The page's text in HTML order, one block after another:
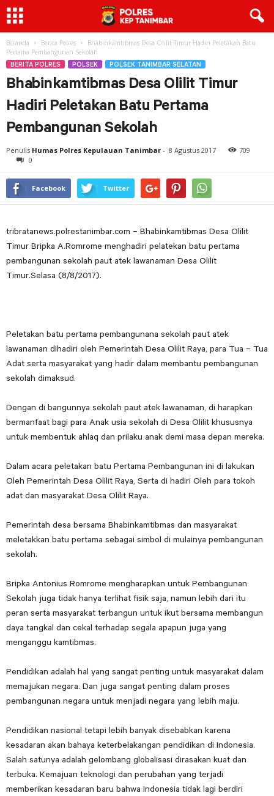
Beranda Berita Polres
Bhabinkamtibmas Desa Olilit Timur Hadiri Peletakan Batu
Pertama Pembangunan Sekolah
BERITA POLRES POLSEK POLSEK TANIMBAR SELATAN
Bhabinkamtibmas Desa Olilit Timur
Hadiri Peletakan Batu Pertama
Pembangunan Sekolah
Penulis Humas Polres Kepulauan Tanimbar - 8 Agustus 2017
709
0
Facebook Twitter
tribratanews.polrestanimbar.com – Bhabinkamtibmas Desa Olilit
Timur Bripka A.Romrome menghadiri pelatekan batu pertama
pembangunan sekolah paut atek lawanaman Desa Olilit
Timur.Selasa (8/8/2017).
Peletakan batu pertama pembangunana sekolah paut atek
lawanaman dihadiri oleh Pemerintah Desa Olilit Raya, para Tua – Tua
Adat serta masyarakat yang hadir dalam membantu pembangunan
sekolah dimaksud.
Dengan di bangunnya sekolah paut atek lawanaman, di harapkan
bermanfaat bagi para Anak usia sekolah di Desa Olilit khususnya
untuk membentuk ahlaq dan prilaku anak demi masa depan mereka.
Dalam acara peletakan batu Pertama Pembangunan ini di lakukan
Oleh Pemerintah Desa Olilit Raya, Serta di hadiri Oleh para tokoh
adat dan masyarakat Desa Olilit Raya.
Pemerintah desa bersama Bhabinkamtibmas dan masyarakat
meletakkan batu pertama sebagai simbol di mulainya pembangunan
sekolah.
Bripka Antonius Romrome mengharapkan untuk Pembangunan
Sekolah juga tidak hanya terlihat fisik saja, namun lebih dari itu
peran serta masyarakat terbangun untuk ikut bersama membangun
daya tangkal dan cekal terhadap segala apapun juga yang
menganggu kamtibmas.
Pendidikan adalah hal yang sangat penting untuk masyarakat dalam
memajukan negara. Dan juga sangat penting dalam proses
pembangunan negara untuk menjadi negara yang lebih maju.
Pendidikan nasional tetapi lebih banyak disebabkan karena
kesadaran akan bahaya keterbelakangan pendidikan di Indonesia.
Salah satunya adalah gelombang globalisasi dirasakan kuat dan
terbuka. Kemajuan teknologi dan perubahan yang terjadi
memberikan kesadaran baru bahwa Indonesia tidak lagi berdiri